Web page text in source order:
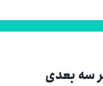
سه بعدی